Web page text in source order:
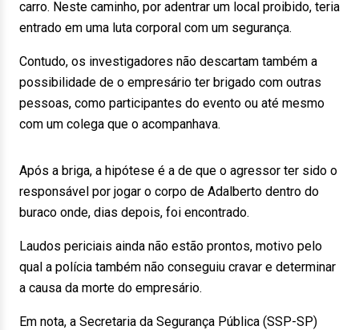
carro. Neste caminho, por adentrar um local proibido, teria
entrado em uma luta corporal com um segurança.
Contudo, os investigadores não descartam também a
possibilidade de o empresário ter brigado com outras
pessoas, como participantes do evento ou até mesmo
com um colega que o acompanhava.
Após a briga, a hipótese é a de que o agressor ter sido o
responsável por jogar o corpo de Adalberto dentro do
buraco onde, dias depois, foi encontrado.
Laudos periciais ainda não estão prontos, motivo pelo
qual a polícia também não conseguiu cravar e determinar
a causa da morte do empresário.
Em nota, a Secretaria da Segurança Pública (SSP-SP)